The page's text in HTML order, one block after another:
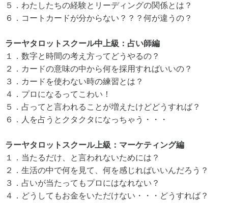
５．わたしたちの経験とリーディングの関係とは？
６．コートカードが分からない？？？何が違うの？
ラーヤタロットスクール中上級：占い師編
１．数字と時間の考え方ってどうやるの？
２．カードの意味の中から何を採用すればいいの？
３．カードを使わない時の練習とは？
４．プロになるってこわい！
５．占ってと言われることが増えたけどどうすれば？
６．人を占うとクタクタになっちゃう・・・
ラーヤタロットスクール上級：マーケティング編
１．当たるだけ、と言われないためには？
２．生活の中で何を見て、何を感じればいいんだろう？
３．占いが当たってもプロにはなれない？
４．どうしてもお金をいただけない・・・どうすれば？